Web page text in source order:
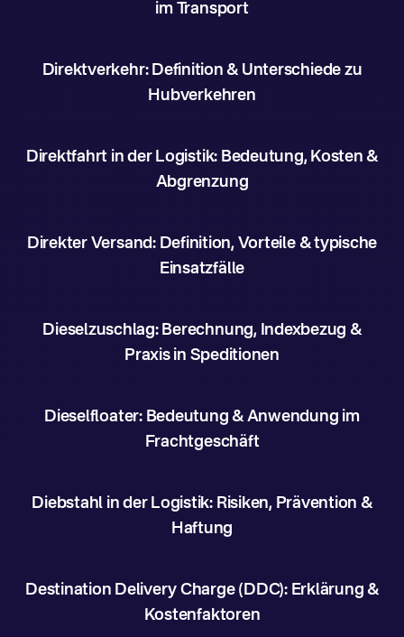
im Transport
Direktverkehr: Definition & Unterschiede zu
Hubverkehren
Direktfahrt in der Logistik: Bedeutung, Kosten &
Abgrenzung
Direkter Versand: Definition, Vorteile & typische
Einsatzfälle
Dieselzuschlag: Berechnung, Indexbezug &
Praxis in Speditionen
Dieselfloater: Bedeutung & Anwendung im
Frachtgeschäft
Diebstahl in der Logistik: Risiken, Prävention &
Haftung
Destination Delivery Charge (DDC): Erklärung &
Kostenfaktoren